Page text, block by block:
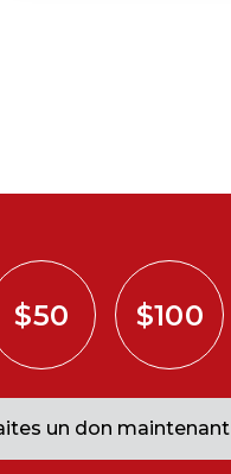
$50 $100
un don maintenant